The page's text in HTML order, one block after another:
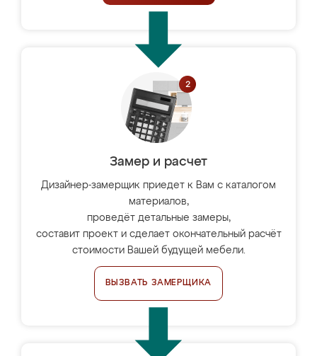
Замер и расчет
Дизайнер-замерщик приедет к Вам с каталогом
материалов,
проведёт детальные замеры,
составит проект и сделает окончательный расчёт
стоимости Вашей будущей мебели.
ВЫЗВАТЬ ЗАМЕРЩИКА